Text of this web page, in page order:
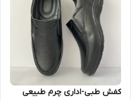
کفش طبی-اداری چرم طبیعی